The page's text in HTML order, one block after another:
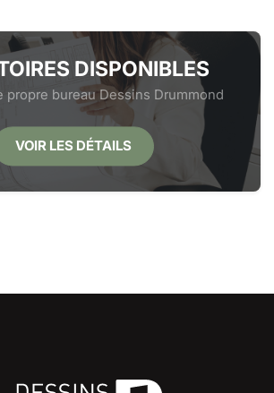
DISPONIBLES
propre bureau Dessins Drummond
VOIR LES DÉTAILS